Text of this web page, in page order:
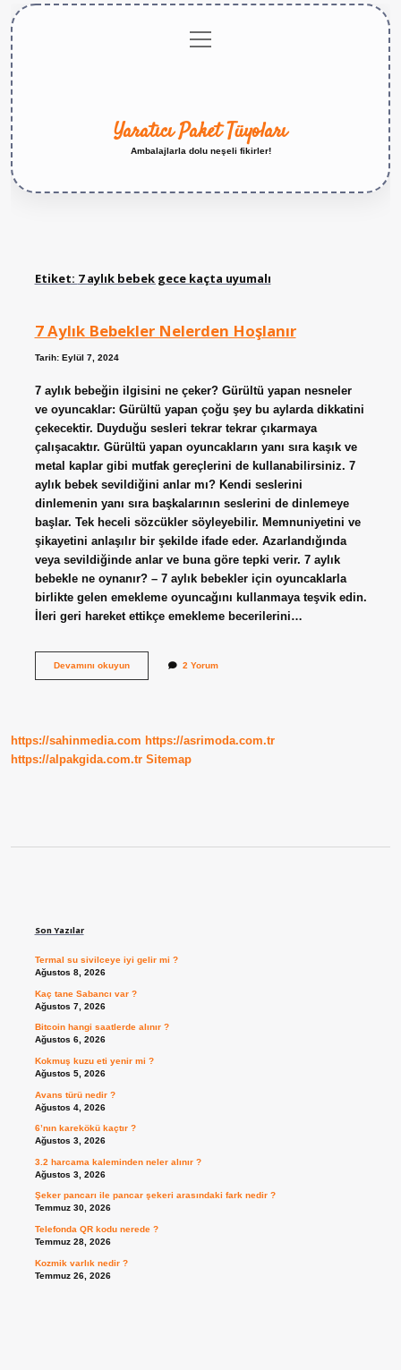
menüyü
aç
Yaratıcı Paket Tüyoları
Ambalajlarla dolu neşeli fikirler!
Etiket: 7 aylık bebek gece kaçta uyumalı
7 Aylık Bebekler Nelerden Hoşlanır
Tarih: Eylül 7, 2024
7 aylık bebeğin ilgisini ne çeker? Gürültü yapan nesneler
ve oyuncaklar: Gürültü yapan çoğu şey bu aylarda dikkatini
çekecektir. Duyduğu sesleri tekrar tekrar çıkarmaya
çalışacaktır. Gürültü yapan oyuncakların yanı sıra kaşık ve
metal kaplar gibi mutfak gereçlerini de kullanabilirsiniz. 7
aylık bebek sevildiğini anlar mı? Kendi seslerini
dinlemenin yanı sıra başkalarının seslerini de dinlemeye
başlar. Tek heceli sözcükler söyleyebilir. Memnuniyetini ve
şikayetini anlaşılır bir şekilde ifade eder. Azarlandığında
veya sevildiğinde anlar ve buna göre tepki verir. 7 aylık
bebekle ne oynanır? – 7 aylık bebekler için oyuncaklarla
birlikte gelen emekleme oyuncağını kullanmaya teşvik edin.
İleri geri hareket ettikçe emekleme becerilerini…
Devamını okuyun7
2 Yorum
https://sahinmedia.com https://asrimoda.com.tr
https://alpakgida.com.tr Sitemap
Son Yazılar
Termal su sivilceye iyi gelir mi ?
Ağustos 8, 2026
Kaç tane Sabancı var ?
Ağustos 7, 2026
Bitcoin hangi saatlerde alınır ?
Ağustos 6, 2026
Kokmuş kuzu eti yenir mi ?
Ağustos 5, 2026
Avans türü nedir ?
Ağustos 4, 2026
6’nın karekökü kaçtır ?
Ağustos 3, 2026
3.2 harcama kaleminden neler alınır ?
Ağustos 3, 2026
Şeker pancarı ile pancar şekeri arasındaki fark nedir ?
Temmuz 30, 2026
Telefonda QR kodu nerede ?
Temmuz 28, 2026
Kozmik varlık nedir ?
Temmuz 26, 2026